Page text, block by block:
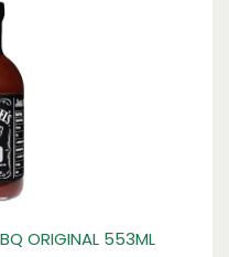
pan., Bewaar
direct zonlicht
ORIGINAL 553ML